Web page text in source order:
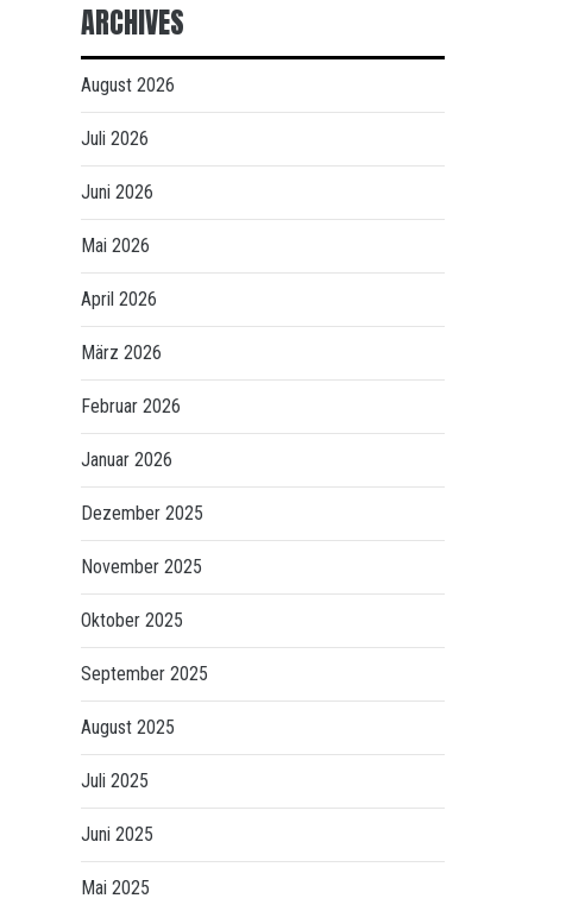
ARCHIVES
August 2026
Juli 2026
Juni 2026
Mai 2026
April 2026
März 2026
Februar 2026
Januar 2026
Dezember 2025
November 2025
Oktober 2025
September 2025
August 2025
Juli 2025
Juni 2025
Mai 2025